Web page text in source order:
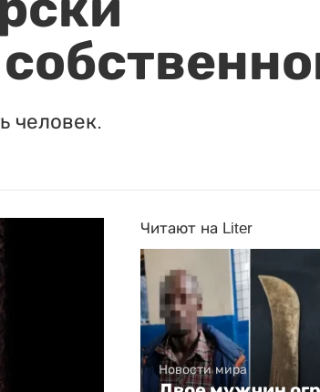
человек.
Читают на Liter
Новости мира